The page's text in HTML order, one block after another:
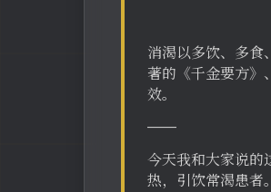
消渴以多饮、多食
著的《千金要方》
效。
——
今天我和大家说的
热，引饮常渴患者。